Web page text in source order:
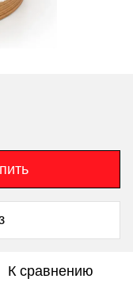
К сравнению